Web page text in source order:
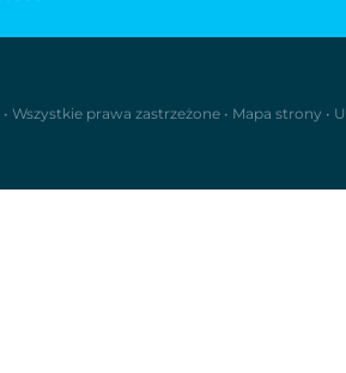
• Wszystkie prawa zastrzeżone • Mapa strony •